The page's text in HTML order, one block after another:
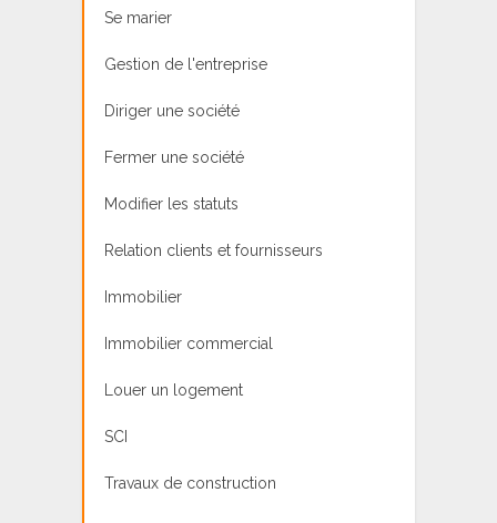
Se marier
Gestion de l'entreprise
Diriger une société
Fermer une société
Modifier les statuts
Relation clients et fournisseurs
Immobilier
Immobilier commercial
Louer un logement
SCI
Travaux de construction